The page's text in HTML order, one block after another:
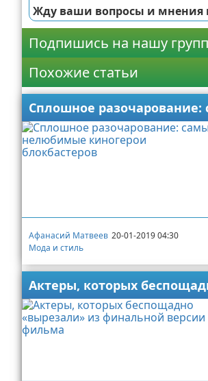
Жду ваши вопросы и мнения
Подпишись на нашу
Похожие статьи
Сплошное
Афанасий Матвеев 20-01-2019 04:30
Мода и стиль
Актеры, которых